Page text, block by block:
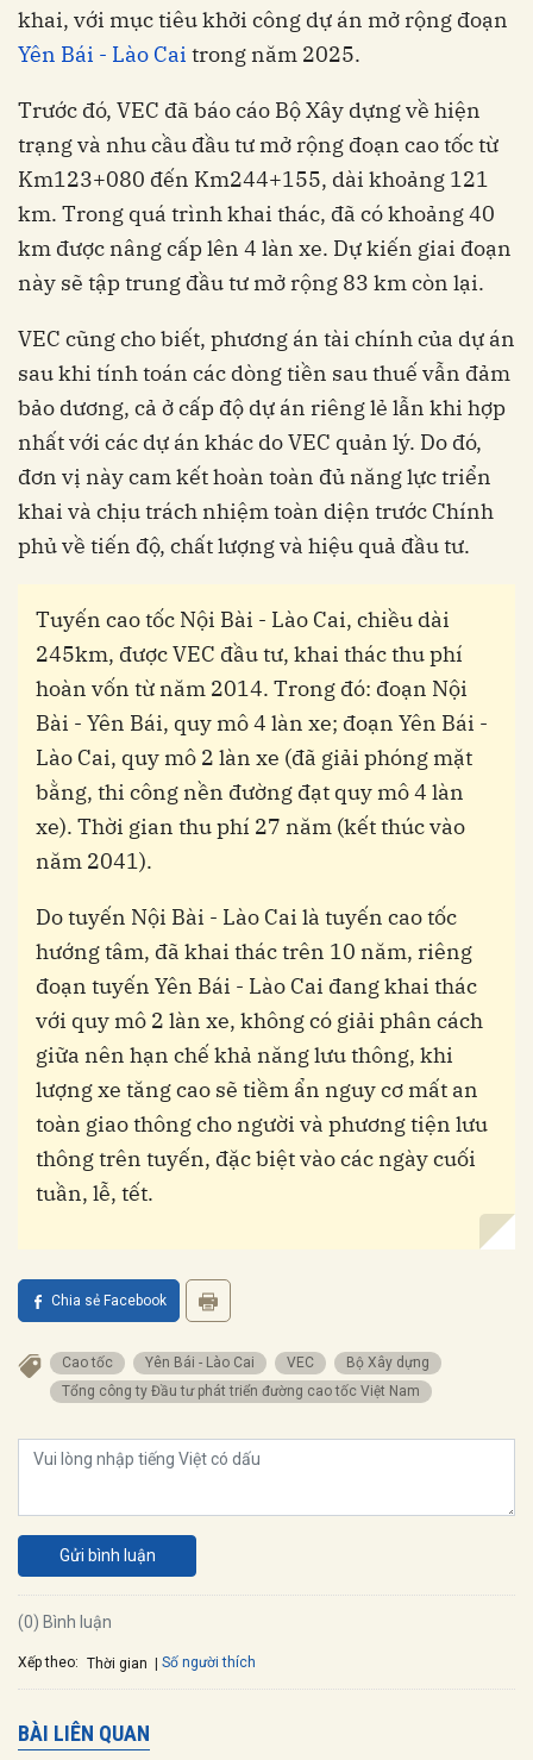
khai, với mục tiêu khởi công dự án mở rộng đoạn
Yên Bái - Lào Cai trong năm 2025.
Trước đó, VEC đã báo cáo Bộ Xây dựng về hiện
trạng và nhu cầu đầu tư mở rộng đoạn cao tốc từ
Km123+080 đến Km244+155, dài khoảng 121
km. Trong quá trình khai thác, đã có khoảng 40
km được nâng cấp lên 4 làn xe. Dự kiến giai đoạn
này sẽ tập trung đầu tư mở rộng 83 km còn lại.
VEC cũng cho biết, phương án tài chính của dự án
sau khi tính toán các dòng tiền sau thuế vẫn đảm
bảo dương, cả ở cấp độ dự án riêng lẻ lẫn khi hợp
nhất với các dự án khác do VEC quản lý. Do đó,
đơn vị này cam kết hoàn toàn đủ năng lực triển
khai và chịu trách nhiệm toàn diện trước Chính
phủ về tiến độ, chất lượng và hiệu quả đầu tư.
Tuyến cao tốc Nội Bài - Lào Cai, chiều dài
245km, được VEC đầu tư, khai thác thu phí
hoàn vốn từ năm 2014. Trong đó: đoạn Nội
Bài - Yên Bái, quy mô 4 làn xe; đoạn Yên Bái -
Lào Cai, quy mô 2 làn xe (đã giải phóng mặt
bằng, thi công nền đường đạt quy mô 4 làn
xe). Thời gian thu phí 27 năm (kết thúc vào
năm 2041).
Do tuyến Nội Bài - Lào Cai là tuyến cao tốc
hướng tâm, đã khai thác trên 10 năm, riêng
đoạn tuyến Yên Bái - Lào Cai đang khai thác
với quy mô 2 làn xe, không có giải phân cách
giữa nên hạn chế khả năng lưu thông, khi
lượng xe tăng cao sẽ tiềm ẩn nguy cơ mất an
toàn giao thông cho người và phương tiện lưu
thông trên tuyến, đặc biệt vào các ngày cuối
tuần, lễ, tết.
Chia sẻ Facebook
Cao tốc Yên Bái - Lào Cai VEC
Bộ Xây dựng
Tổng công ty Đầu tư phát triển đường cao tốc Việt Nam
Gửi bình luận
(0) Bình luận
Xếp theo: Thời gian Số người thích
BÀI LIÊN QUAN